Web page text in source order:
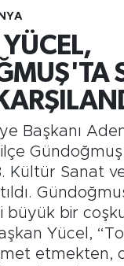
Başkanı
Kültür Sanat ve
büyük bir
Yücel,
etmekten,
Haberleri